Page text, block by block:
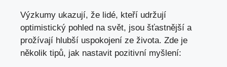
Výzkumy ukazují, že lidé, kteří udržují
optimistický pohled na svět, jsou šťastnější a
prožívají hlubší uspokojení ze života. Zde je
několik tipů, jak nastavit pozitivní myšlení: